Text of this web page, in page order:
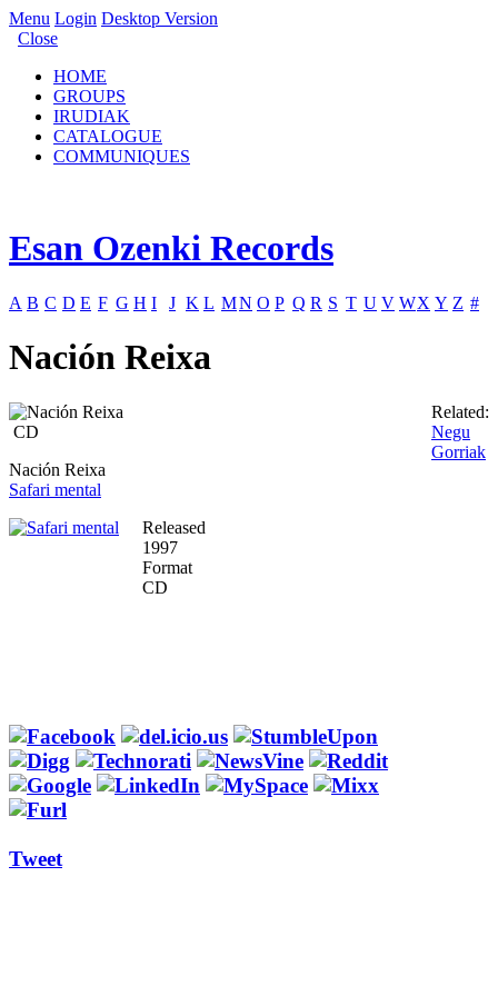
Menu Login Desktop Version
Close
HOME
GROUPS
IRUDIAK
CATALOGUE
COMMUNIQUES
Esan Ozenki Records
A B C D E F G H I J K L MN O P Q R S T U V WX Y Z #
Nación Reixa
CD
Nación Reixa
Safari mental
Released
1997
Format
CD
Tweet
Related:
Negu
Gorriak